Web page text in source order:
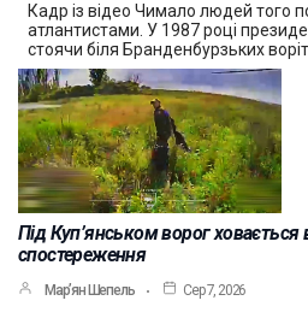
Кадр із відео Чимало людей того
атлантистами. У 1987 році
стоячи біля Бранденбурзьких
Під Куп’янськом ворог ховається
спостереження
Мар’ян Шепель Сер 7, 2026